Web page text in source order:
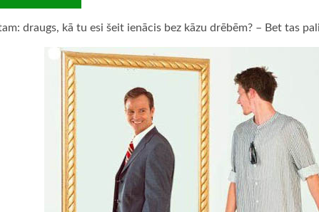
draugs, kā tu esi šeit ienācis bez kāzu drēbēm? – Bet tas